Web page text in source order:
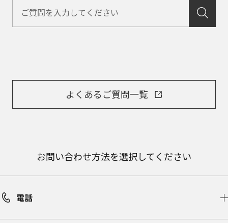
よくあるご質問一覧
お問い合わせ方法を選択してください
電話